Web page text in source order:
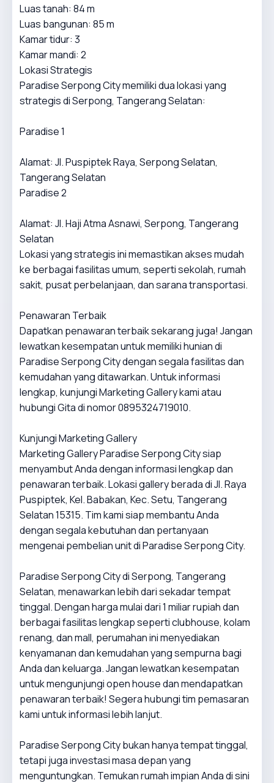
Luas tanah: 84 m
Luas bangunan: 85 m
Kamar tidur: 3
Kamar mandi: 2
Lokasi Strategis
Paradise Serpong City memiliki dua lokasi yang
strategis di Serpong, Tangerang Selatan:
Paradise 1
Alamat: Jl. Puspiptek Raya, Serpong Selatan,
Tangerang Selatan
Paradise 2
Alamat: Jl. Haji Atma Asnawi, Serpong, Tangerang
Selatan
Lokasi yang strategis ini memastikan akses mudah
ke berbagai fasilitas umum, seperti sekolah, rumah
sakit, pusat perbelanjaan, dan sarana transportasi.
Penawaran Terbaik
Dapatkan penawaran terbaik sekarang juga! Jangan
lewatkan kesempatan untuk memiliki hunian di
Paradise Serpong City dengan segala fasilitas dan
kemudahan yang ditawarkan. Untuk informasi
lengkap, kunjungi Marketing Gallery kami atau
hubungi Gita di nomor 0895324719010.
Kunjungi Marketing Gallery
Marketing Gallery Paradise Serpong City siap
menyambut Anda dengan informasi lengkap dan
penawaran terbaik. Lokasi gallery berada di Jl. Raya
Puspiptek, Kel. Babakan, Kec. Setu, Tangerang
Selatan 15315. Tim kami siap membantu Anda
dengan segala kebutuhan dan pertanyaan
mengenai pembelian unit di Paradise Serpong City.
Paradise Serpong City di Serpong, Tangerang
Selatan, menawarkan lebih dari sekadar tempat
tinggal. Dengan harga mulai dari 1 miliar rupiah dan
berbagai fasilitas lengkap seperti clubhouse, kolam
renang, dan mall, perumahan ini menyediakan
kenyamanan dan kemudahan yang sempurna bagi
Anda dan keluarga. Jangan lewatkan kesempatan
untuk mengunjungi open house dan mendapatkan
penawaran terbaik! Segera hubungi tim pemasaran
kami untuk informasi lebih lanjut.
Paradise Serpong City bukan hanya tempat tinggal,
tetapi juga investasi masa depan yang
menguntungkan. Temukan rumah impian Anda di sini